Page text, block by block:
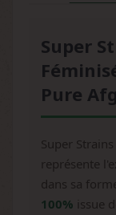
Super
Pure
Super
représente
dans sa
100% issue